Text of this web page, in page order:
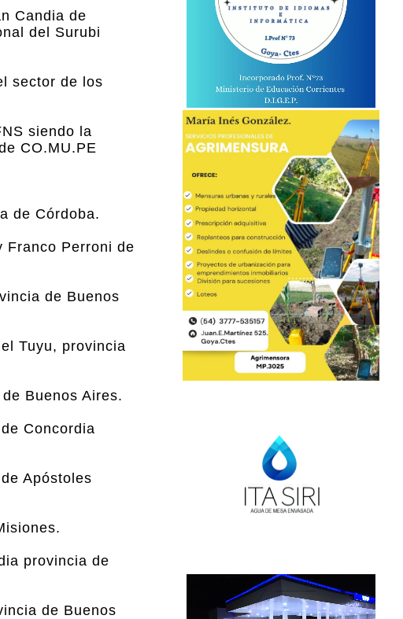
Candia de
del Surubi
sector de los
siendo la
CO.MU.PE
de Córdoba.
Franco Perroni de
de Buenos
Tuyu, provincia
Buenos Aires.
Concordia
Apóstoles
provincia de
de Buenos